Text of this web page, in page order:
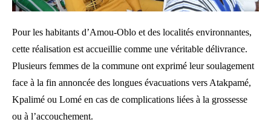
Pour les habitants d’Amou-Oblo et des localités environnantes,
cette réalisation est accueillie comme une véritable délivrance.
Plusieurs femmes de la commune ont exprimé leur soulagement
face à la fin annoncée des longues évacuations vers Atakpamé,
Kpalimé ou Lomé en cas de complications liées à la grossesse
ou à l’accouchement.